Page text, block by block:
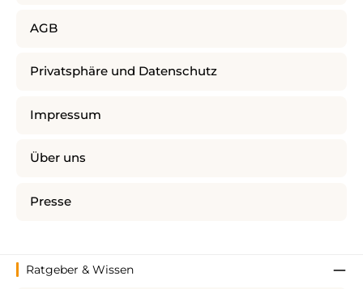
AGB
Privatsphäre und Datenschutz
Impressum
Über uns
Presse
Ratgeber & Wissen